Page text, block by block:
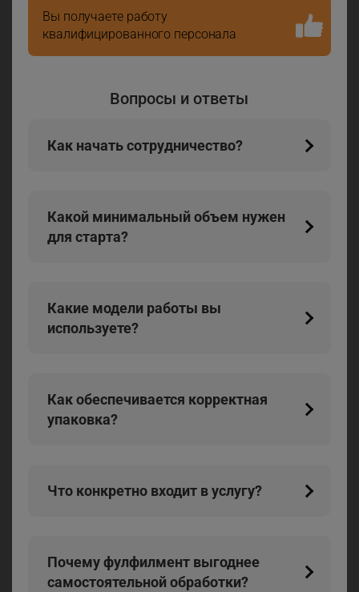
Вы получаете работу
квалифицированного персонала
Вопросы и ответы
Как начать сотрудничество?
Какой минимальный объем нужен
для старта?
Какие модели работы вы
используете?
Как обеспечивается корректная
упаковка?
Что конкретно входит в услугу?
Почему фулфилмент выгоднее
самостоятельной обработки?